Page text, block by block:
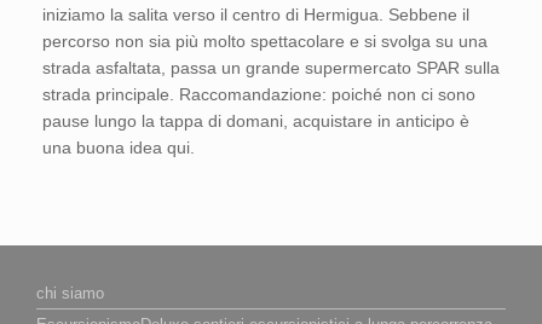
iniziamo la salita verso il centro di Hermigua. Sebbene il
percorso non sia più molto spettacolare e si svolga su una
strada asfaltata, passa un grande supermercato SPAR sulla
strada principale. Raccomandazione: poiché non ci sono
pause lungo la tappa di domani, acquistare in anticipo è
una buona idea qui.
chi siamo